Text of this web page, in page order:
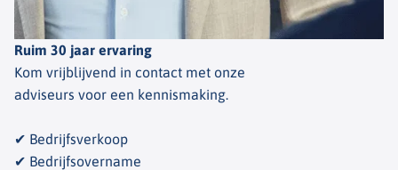
Ruim 30 jaar ervaring
Kom vrijblijvend in contact met onze
adviseurs voor een kennismaking.
✔ Bedrijfsverkoop
✔ Bedrijfsovername